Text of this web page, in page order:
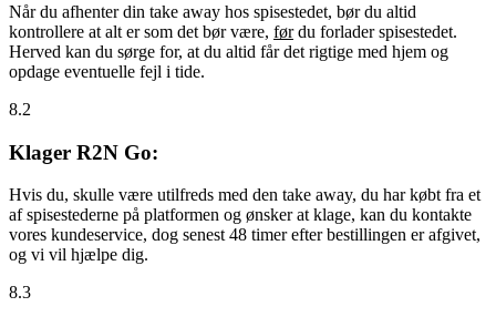
Når du afhenter din take away hos spisestedet, bør du altid
kontrollere at alt er som det bør være, førdu forlader spisestedet.
Herved kan du sørge for, at du altid får det rigtige med hjem og
opdage eventuelle fejl i tide.
8.2
Klager R2N Go:
Hvis du, skulle være utilfreds med den take away, du har købt fra et
af spisestederne på platformen og ønsker at klage, kan du kontakte
vores kundeservice, dog senest 48 timer efter bestillingen er afgivet,
og vi vil hjælpe dig.
8.3